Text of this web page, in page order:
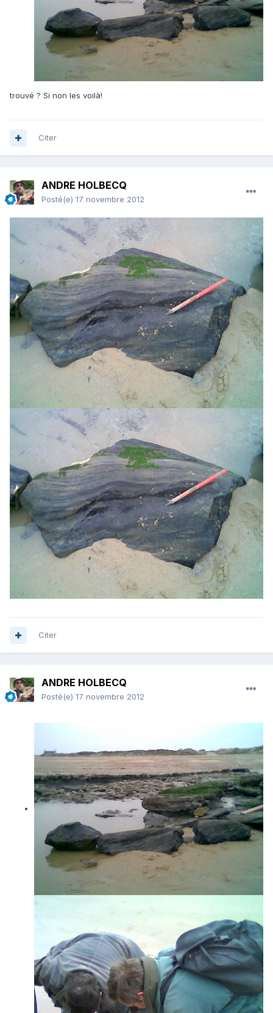
trouvé ? Si non les voilà!
Citer
ANDRE HOLBECQ
Posté(e) 17 novembre 2012
Citer
ANDRE HOLBECQ
Posté(e) 17 novembre 2012